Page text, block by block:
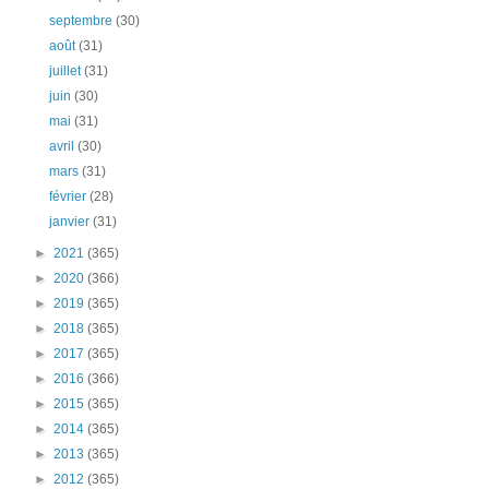
septembre(30)
août(31)
juillet(31)
juin(30)
mai(31)
avril(30)
mars(31)
février(28)
janvier(31)
► 2021 (365)
► 2020 (366)
► 2019 (365)
► 2018 (365)
► 2017 (365)
► 2016 (366)
► 2015 (365)
► 2014 (365)
► 2013 (365)
► 2012 (365)